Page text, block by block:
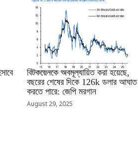
RRCNEWS_BN
বিটকয়েনকে অবমূল্যায়িত করা হয়েছে,
বছরের শেষের দিকে 126k ডলার আঘাত
করতে পারে: জেপি মরগান
August 29, 2025